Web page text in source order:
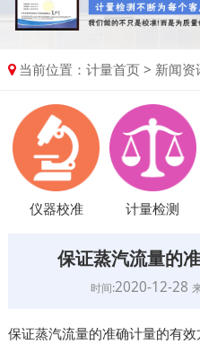
当前位置：计量首页 > 新闻资
仪器校准 计量检测
保证蒸汽流量的
时间:2020-12-28
保证蒸汽流量的准确计量的有效